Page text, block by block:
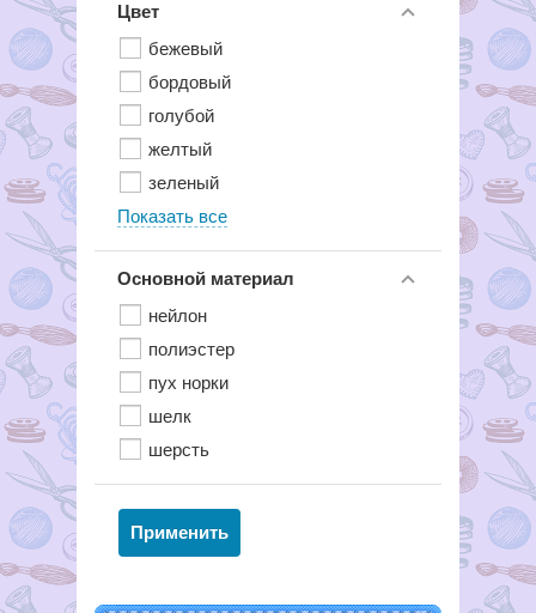
Цвет
бежевый
бордовый
голубой
желтый
зеленый
Показать все
Основной материал
нейлон
полиэстер
пух норки
шелк
шерсть